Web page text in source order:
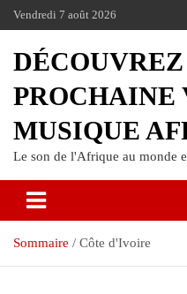
Vendredi 7 août 2026
PROCHAINE
MUSIQUE
Le son de l'Afrique au monde
Sommaire Côte d'Ivoire